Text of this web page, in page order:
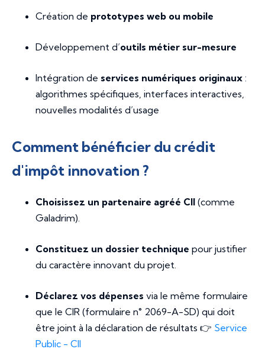
Création de prototypes web ou mobile
Développement d’outils métier sur-mesure
Intégration de services numériques originaux :
algorithmes spécifiques, interfaces interactives,
nouvelles modalités d’usage
Comment bénéficier du crédit
d'impôt innovation ?
Choisissez un partenaire agréé CII (comme
Galadrim).
Constituez un dossier technique pour justifier
du caractère innovant du projet.
Déclarez vos dépenses via le même formulaire
que le CIR (formulaire n° 2069-A-SD) qui doit
être joint à la déclaration de résultats 👉 Service
Public - CII